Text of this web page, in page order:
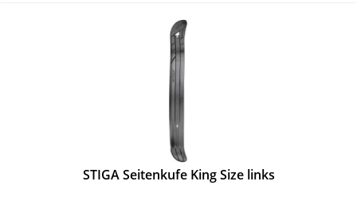
STIGA Seitenkufe King Size links